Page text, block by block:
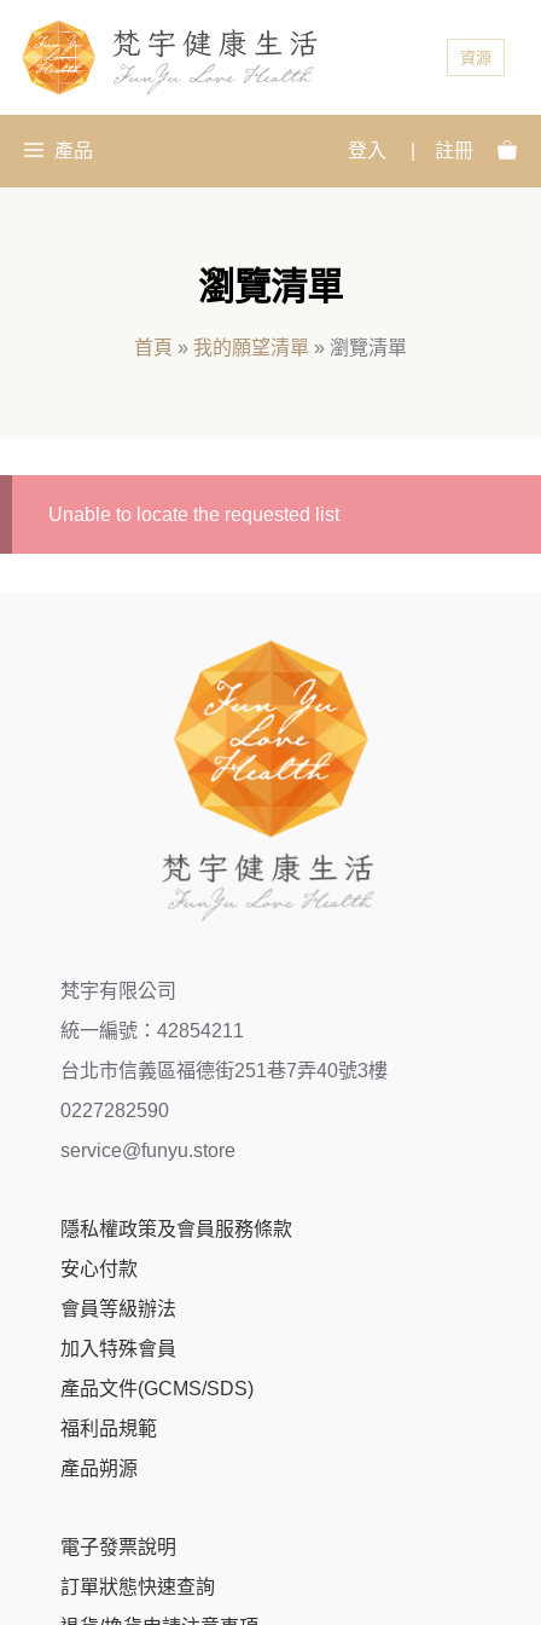
資源
產品 登入 註冊
瀏覽清單
首頁 » 我的願望清單 » 瀏覽清單
Unable to locate the requested list
梵宇有限公司
統一編號：42854211
台北市信義區福德街251巷7弄40號3樓
0227282590
service@funyu.store
隱私權政策及會員服務條款
安心付款
會員等級辦法
加入特殊會員
產品文件(GCMS/SDS)
福利品規範
產品朔源
電子發票說明
訂單狀態快速查詢